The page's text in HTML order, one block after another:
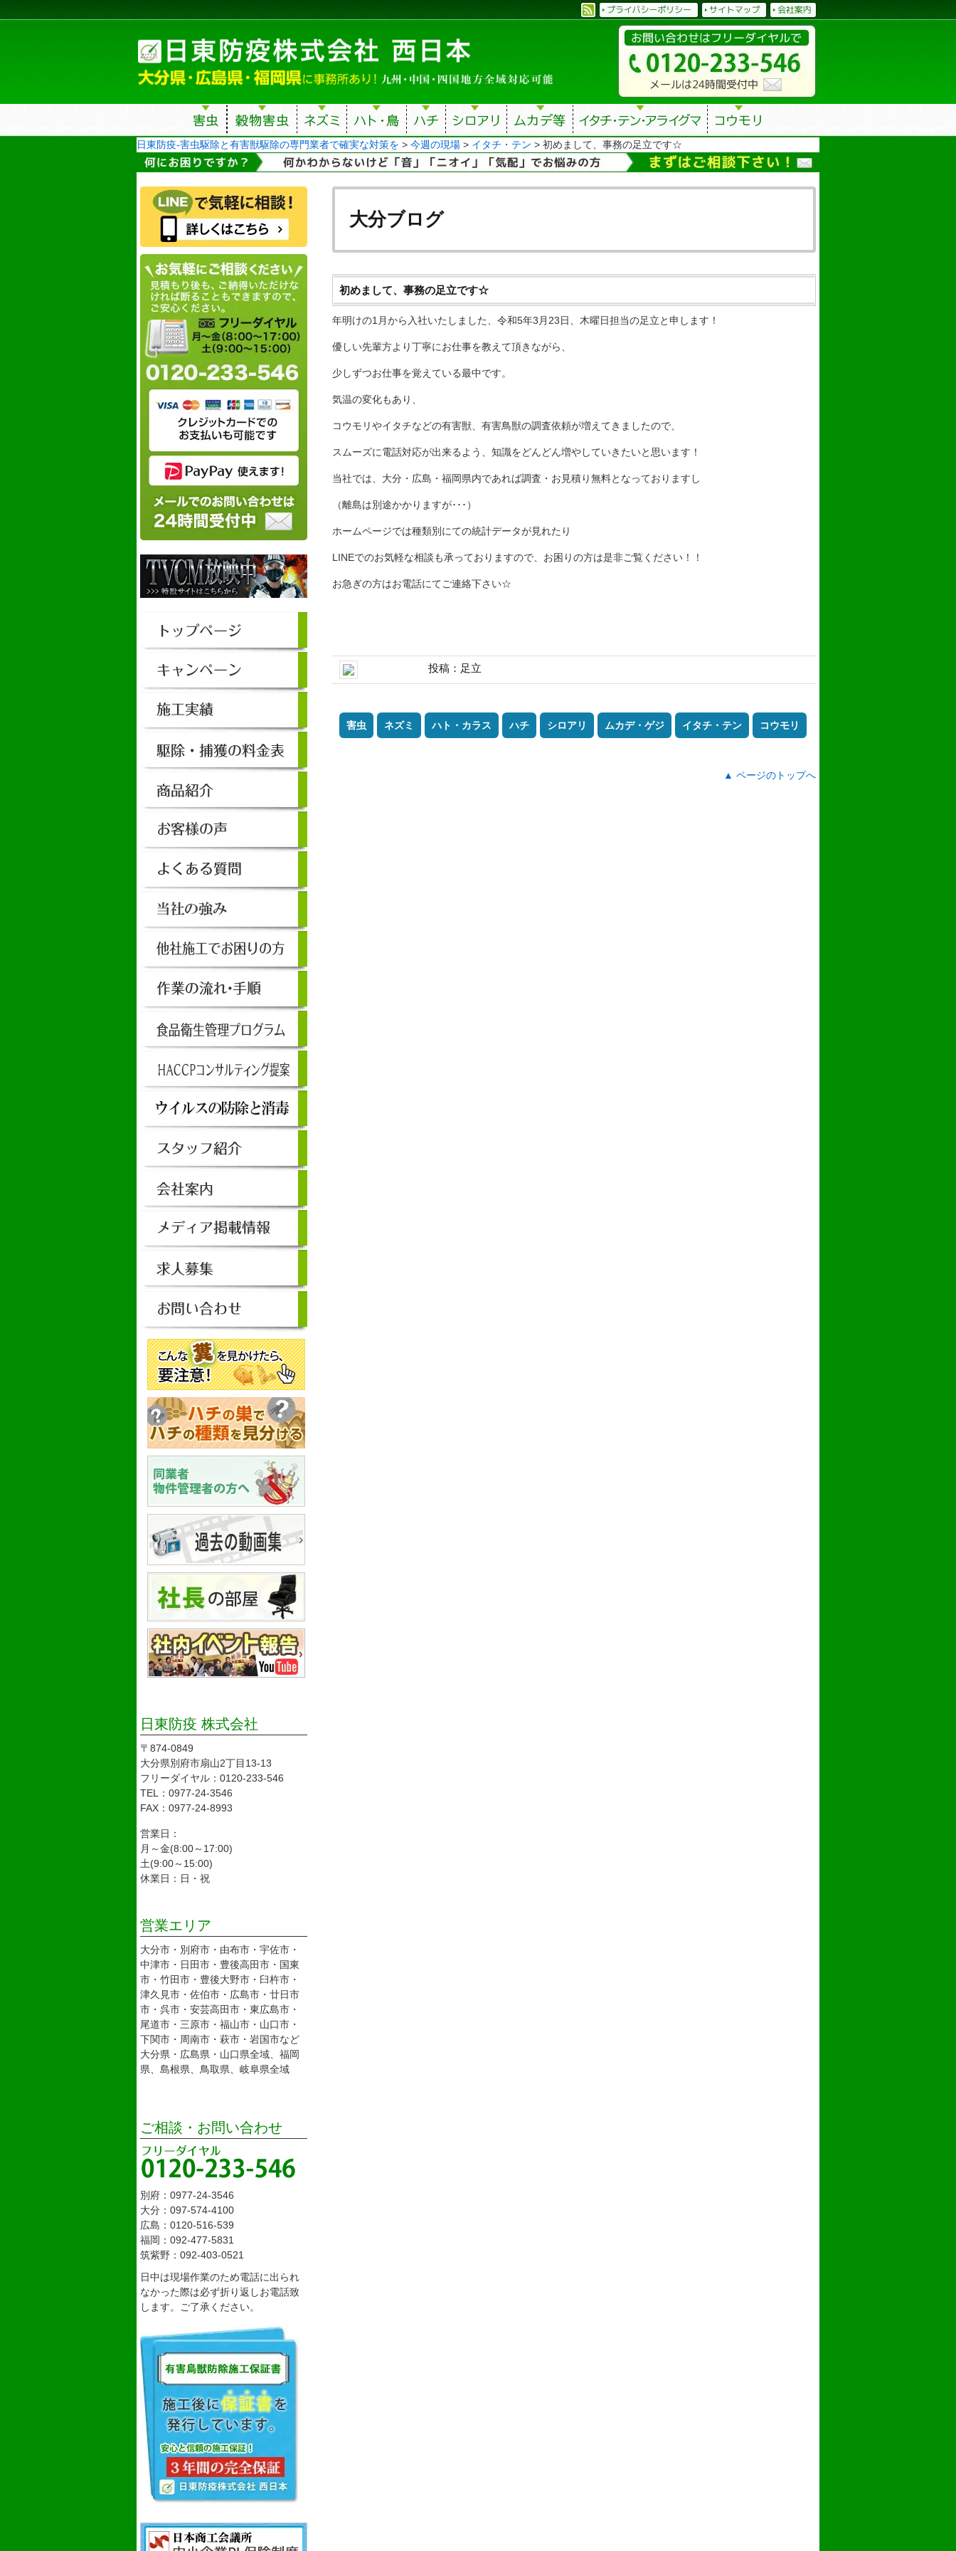
日東防疫-害虫駆除と有害獣駆除の専門業者で確実な対策を > 今週の現場 > イタチ・テン > 初めまして、事務の足立です☆
大分ブログ
初めまして、事務の足立です☆
年明けの1月から入社いたしました、令和5年3月23日、木曜日担当の足立と申します！
優しい先輩方より丁寧にお仕事を教えて頂きながら、
少しずつお仕事を覚えている最中です。
気温の変化もあり、
コウモリやイタチなどの有害獣、有害鳥獣の調査依頼が増えてきましたので、
スムーズに電話対応が出来るよう、知識をどんどん増やしていきたいと思います！
当社では、大分・広島・福岡県内であれば調査・お見積り無料となっておりますし
（離島は別途かかりますが･･･）
ホームページでは種類別にての統計データが見れたり
LINEでのお気軽な相談も承っておりますので、お困りの方は是非ご覧ください！！
お急ぎの方はお電話にてご連絡下さい☆
投稿：足立
害虫 ネズミ ハト・カラス ハチ シロアリ ムカデ・ゲジ イタチ・テン コウモリ
▲ ページのトップへ
日東防疫 株式会社
〒874-0849
大分県別府市扇山2丁目13-13
フリーダイヤル：0120-233-546
TEL：0977-24-3546
FAX：0977-24-8993
営業日：
月～金(8:00～17:00)
土(9:00～15:00)
休業日：日・祝
営業エリア
大分市・別府市・由布市・宇佐市・
中津市・日田市・豊後高田市・国東
市・竹田市・豊後大野市・臼杵市・
津久見市・佐伯市・広島市・廿日市
市・呉市・安芸高田市・東広島市・
尾道市・三原市・福山市・山口市・
下関市・周南市・萩市・岩国市など
大分県・広島県・山口県全域、福岡
県、島根県、鳥取県、岐阜県全域
ご相談・お問い合わせ
別府：0977-24-3546
大分：097-574-4100
広島：0120-516-539
福岡：092-477-5831
筑紫野：092-403-0521
日中は現場作業のため電話に出られ
なかった際は必ず折り返しお電話致
します。ご了承ください。